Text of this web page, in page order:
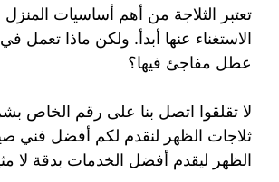
تعتبر الثلاجة من أهم أساسيات المنزل
الاستغناء عنها أبدأ. ولكن ماذا
عطل مفاجئ فيها؟
لا تقلقوا اتصل بنا على رقم الخاص
ثلاجات الظهر لنقدم لكم أفضل فني
الظهر ليقدم أفضل الخدمات بدقة لا